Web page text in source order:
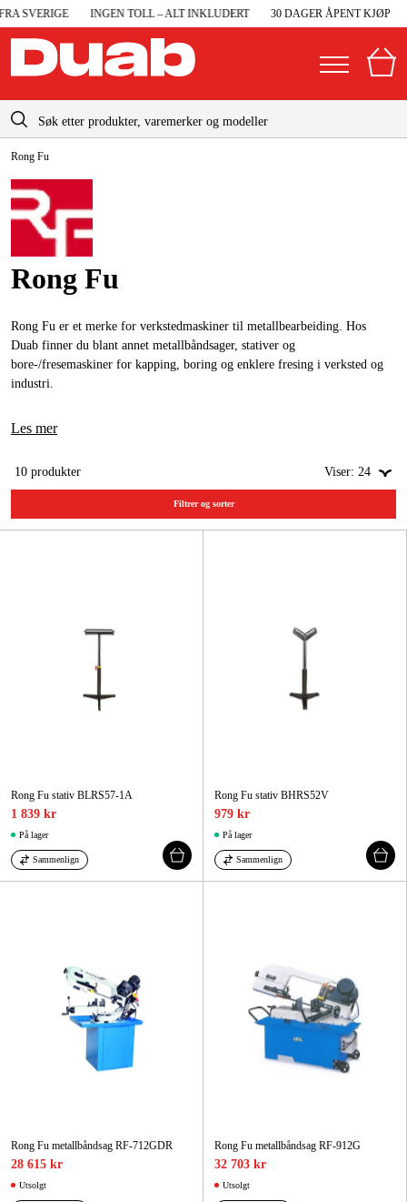
SVERIGE INGEN TOLL – ALT INKLUDERT 30 DAGER ÅPENT KJØP
Norge
Sverige
Danmark
Suomi
Maskiner og verktøy
Maskintilbehør og forbruksvarer
Arbeidsklær og beskyttelse
Elektro og bygg
Kampanjer
Vanlige spørsmål
info@duab.no
Rong Fu
Rong Fu
Rong Fu er et merke for verkstedmaskiner til metallbearbeiding. Hos
Duab finner du blant annet metallbåndsager, stativer og
bore-/fresemaskiner for kapping, boring og enklere fresing i verksted og
industri.
Les mer
10 produkter Viser: 24
Filtrer og sorter
Rong Fu stativ BLRS57-1A
1 839 kr
På lager
Sammenlign
Rong Fu stativ BHRS52V
979 kr
På lager
Sammenlign
Rong Fu metallbåndsag RF-712GDR
28 615 kr
Utsolgt
Rong Fu metallbåndsag RF-912G
32 703 kr
Utsolgt